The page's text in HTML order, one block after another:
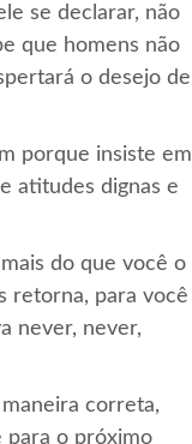
se declarar, não
que homens não
o desejo de
porque insiste em
atitudes dignas e
do que você o
retorna, para você
never, never,
correta,
para o próximo